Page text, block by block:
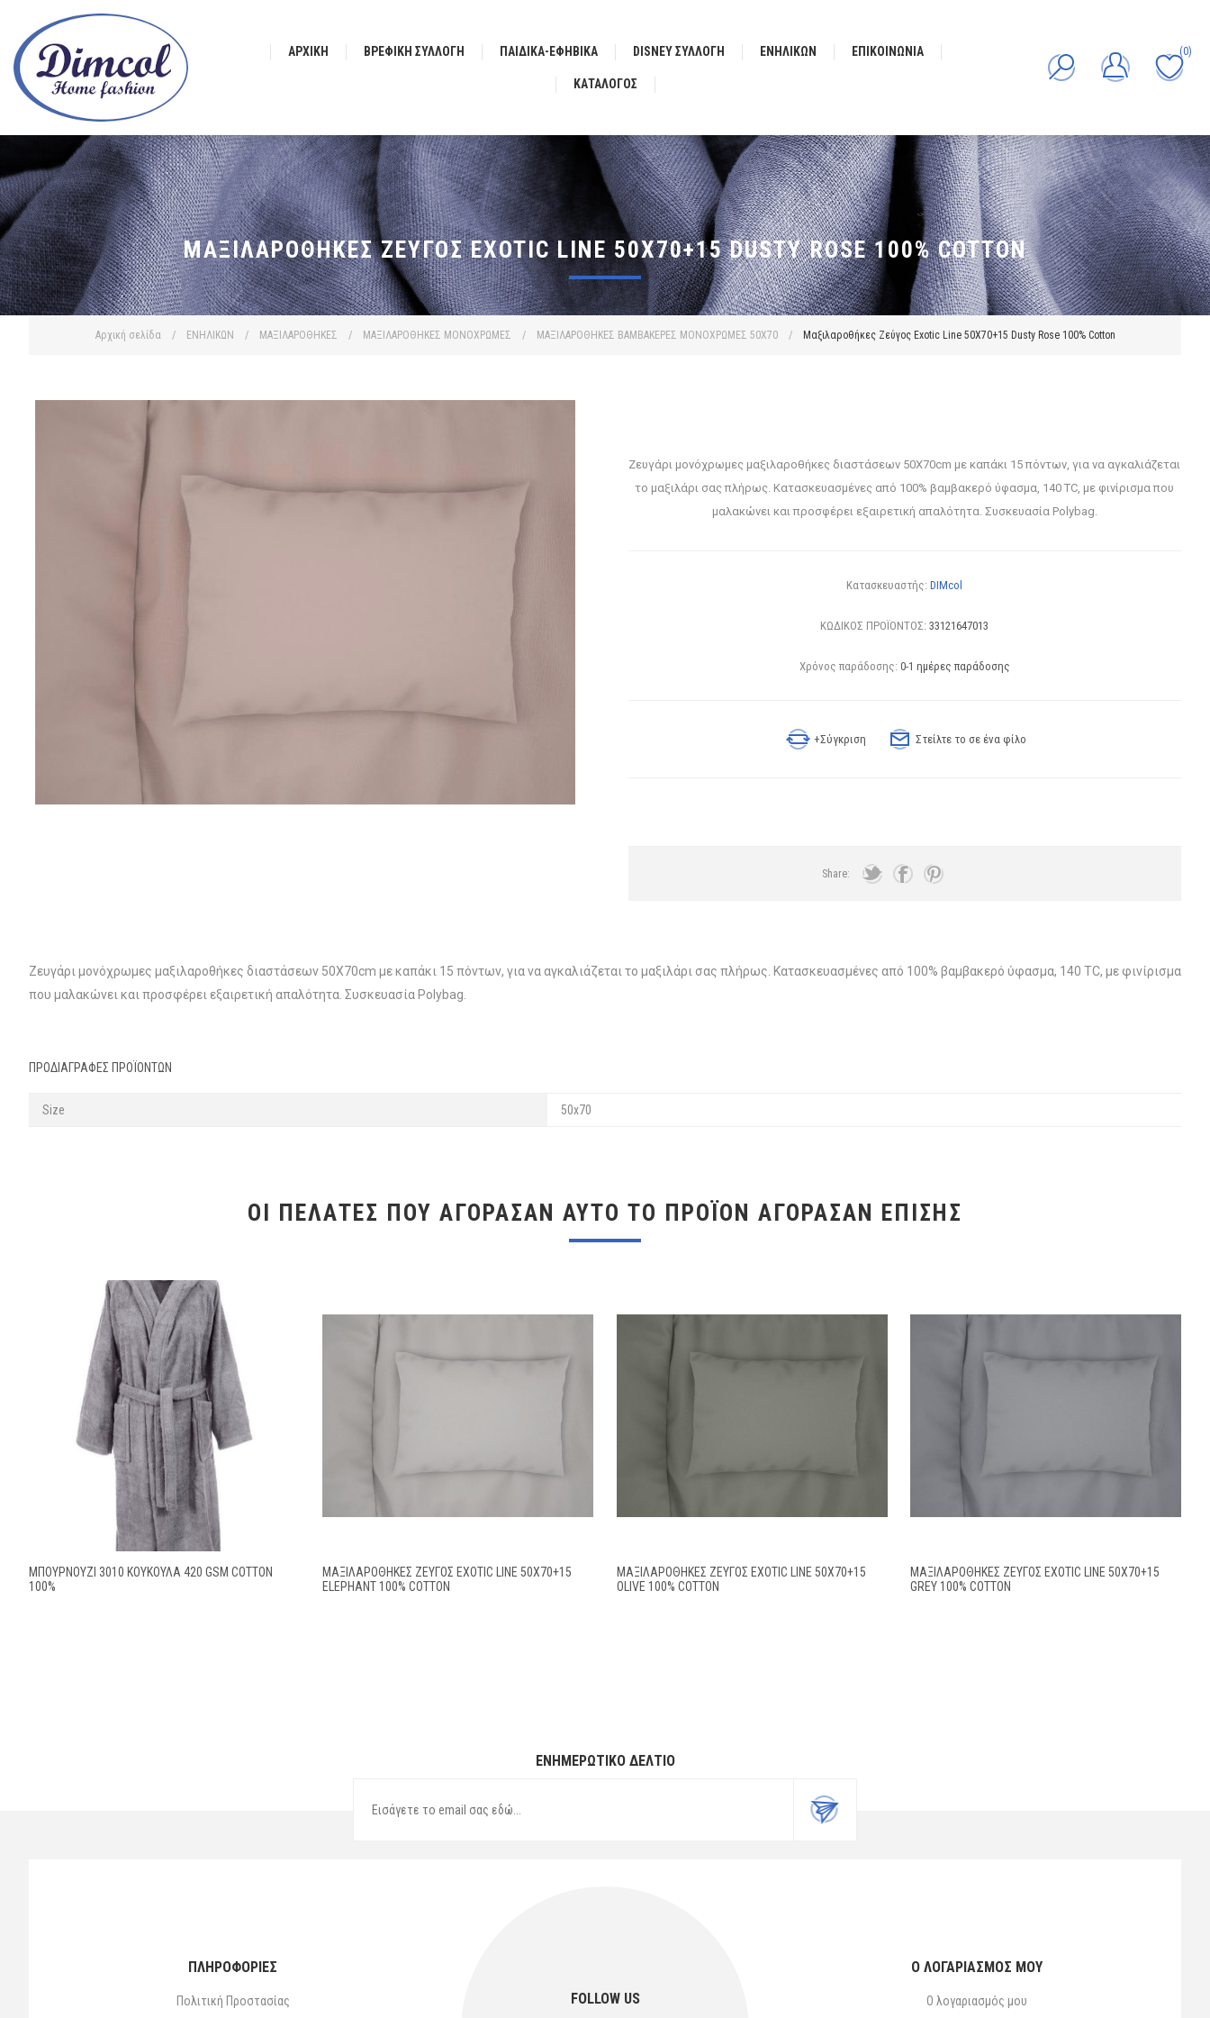
ΑΡΧΙΚΉ ΒΡΕΦΙΚΗ ΣΥΛΛΟΓΗ ΠΑΙΔΙΚΑ-ΕΦΗΒΙΚΑ DISNEY ΣΥΛΛΟΓΗ ΕΝΗΛΙΚΩΝ ΕΠΙΚΟΙΝΩΝΊΑ
ΚΑΤΆΛΟΓΟΣ
(0)
Αρχική σελίδα / ΕΝΗΛΙΚΩΝ / ΜΑΞΙΛΑΡΟΘΗΚΕΣ / ΜΑΞΙΛΑΡΟΘΗΚΕΣ ΜΟΝΟΧΡΩΜΕΣ / ΜΑΞΙΛΑΡΟΘΗΚΕΣ ΒΑΜΒΑΚΕΡΕΣ ΜΟΝΟΧΡΩΜΕΣ 50X70 / Μαξιλαροθήκες Ζεύγος Exotic Line 50X70+15 Dusty Rose 100% Cotton
ΜΑΞΙΛΑΡΟΘΉΚΕΣ ΖΕΎΓΟΣ EXOTIC LINE 50X70+15 DUSTY ROSE 100% COTTON
Ζευγάρι μονόχρωμες μαξιλαροθήκες διαστάσεων 50X70cm με καπάκι 15 πόντων, για να αγκαλιάζεται
το μαξιλάρι σας πλήρως. Κατασκευασμένες από 100% βαμβακερό ύφασμα, 140 TC, με φινίρισμα που
μαλακώνει και προσφέρει εξαιρετική απαλότητα. Συσκευασία Polybag.
Κατασκευαστής: DIMcol
ΚΩΔΙΚΟΣ ΠΡΟΪΟΝΤΟΣ: 33121647013
Χρόνος παράδοσης: 0-1 ημέρες παράδοσης
+Σύγκριση Στείλτε το σε ένα φίλο
Share:
Ζευγάρι μονόχρωμες μαξιλαροθήκες διαστάσεων 50X70cm με καπάκι 15 πόντων, για να αγκαλιάζεται το μαξιλάρι σας πλήρως. Κατασκευασμένες από 100% βαμβακερό ύφασμα, 140 TC, με φινίρισμα
που μαλακώνει και προσφέρει εξαιρετική απαλότητα. Συσκευασία Polybag.
ΠΡΟΔΙΑΓΡΑΦΈΣ ΠΡΟΪΌΝΤΩΝ
Size 50x70
ΟΙ ΠΕΛΆΤΕΣ ΠΟΥ ΑΓΌΡΑΣΑΝ ΑΥΤΌ ΤΟ ΠΡΟΪΌΝ ΑΓΌΡΑΣΑΝ ΕΠΊΣΗΣ
ΜΠΟΥΡΝΟΥΖΙ 3010 ΚΟΥΚΟΥΛΑ 420 GSM COTTON
100%
ΜΑΞΙΛΑΡΟΘΉΚΕΣ ΖΕΎΓΟΣ EXOTIC LINE 50X70+15
ELEPHANT 100% COTTON
ΜΑΞΙΛΑΡΟΘΉΚΕΣ ΖΕΎΓΟΣ EXOTIC LINE 50X70+15
OLIVE 100% COTTON
ΜΑΞΙΛΑΡΟΘΉΚΕΣ ΖΕΎΓΟΣ EXOTIC LINE 50X70+15
GREY 100% COTTON
ΕΝΗΜΕΡΩΤΙΚΌ ΔΕΛΤΊΟ
FOLLOW US
ΠΛΗΡΟΦΟΡΙΕΣ
Πολιτική Προστασίας
Ο ΛΟΓΑΡΙΑΣΜΌΣ ΜΟΥ
Ο λογαριασμός μου